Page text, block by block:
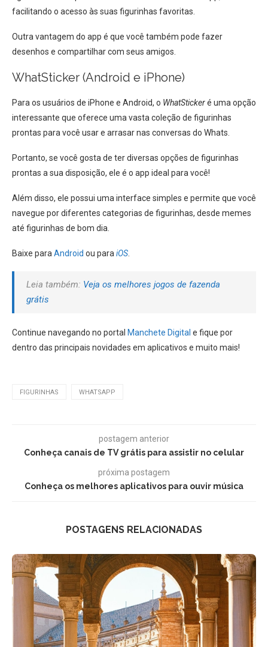
facilitando o acesso às suas figurinhas favoritas.
Outra vantagem do app é que você também pode fazer
desenhos e compartilhar com seus amigos.
WhatSticker (Android e iPhone)
Para os usuários de iPhone e Android, o WhatStickeré uma opção
interessante que oferece uma vasta coleção de figurinhas
prontas para você usar e arrasar nas conversas do Whats.
Portanto, se você gosta de ter diversas opções de figurinhas
prontas a sua disposição, ele é o app ideal para você!
Além disso, ele possui uma interface simples e permite que você
navegue por diferentes categorias de figurinhas, desde memes
até figurinhas de bom dia.
Baixe para Android ou para iOS
Leia também: Veja os melhores jogos de fazenda
grátis
Continue navegando no portal Manchete Digital e fique por
dentro das principais novidades em aplicativos e muito mais!
FIGURINHAS WHATSAPP
postagem anterior
Conheça canais de TV grátis para assistir no celular
próxima postagem
Conheça os melhores aplicativos para ouvir música
POSTAGENS RELACIONADAS